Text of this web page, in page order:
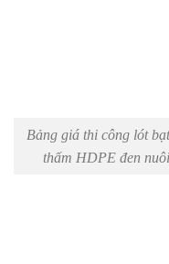
Bảng giá thi công lót
thấm HDPE đen